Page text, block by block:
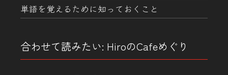
単語を覚えるために知っておくこと
合わせて読みたい: HiroのCafeめぐり